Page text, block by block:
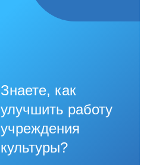
Знаете, как
улучшить работу
учреждения
культуры?